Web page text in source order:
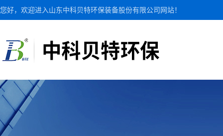
您好，欢迎进入山东中科贝特环保装备股份有限公司网站！